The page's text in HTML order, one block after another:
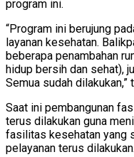
program ini.
“Program ini berujung
layanan kesehatan.
beberapa penambahan
hidup bersih dan sehat),
Semua sudah
Saat ini pembangunan
terus dilakukan guna
fasilitas kesehatan yang
pelayanan terus dilakukan.